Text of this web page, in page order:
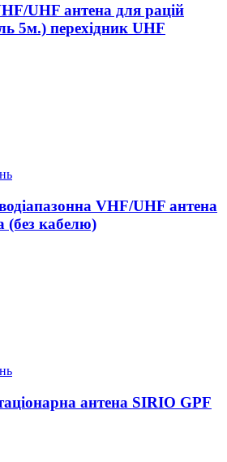
UHF антена для рацій
5м.) перехідник UHF
VHF/UHF антена
(без кабелю)
антена SIRIO GPF